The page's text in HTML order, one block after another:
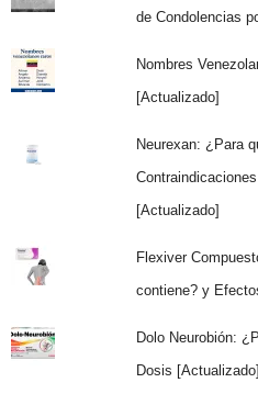
de Condolencias
Nombres
[Actualizado]
Neurexan: ¿Para
[Actualizado]
Flexiver
contiene? y
Dolo Neurobión:
Dosis [Actualizado]